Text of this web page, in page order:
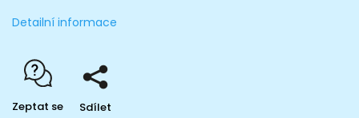
Detailní informace
Zeptat se Sdílet